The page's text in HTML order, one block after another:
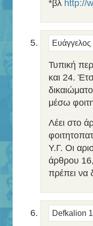
*βλ http://
Τυπική
και 24.
μέσω
Λέει στο
Υ.Γ. Οι
άρθρου 16,
πρέπει να
Defkalion